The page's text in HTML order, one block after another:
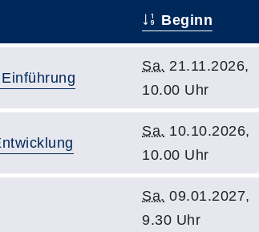
Beginn
Sa. 21.11.2026,
10.00 Uhr
Sa. 10.10.2026,
10.00 Uhr
Sa. 09.01.2027,
9.30 Uhr